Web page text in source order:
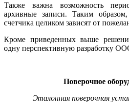
Также важна возможность
архивные записи. Таким
счетчика целиком зависят от
Кроме приведенных выше
одну перспективную разработку
Поверочное
Эталонная поверочная